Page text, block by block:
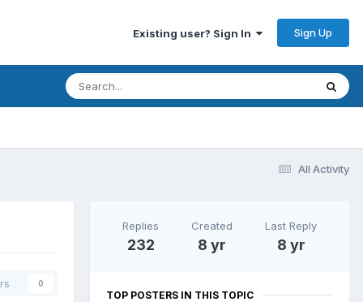
Existing user? Sign In Sign Up
All Activity
0
Replies
232
Created
8 yr
Last Reply
8 yr
TOP POSTERS IN THIS TOPIC